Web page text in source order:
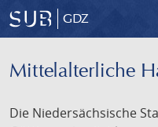
GDZ
Mittelalterliche
Die Niedersächsische